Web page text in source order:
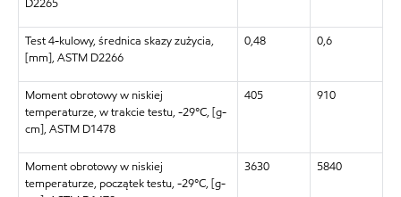
Test 4-kulowy, średnica skazy zużycia,
[mm], ASTM D2266
0,48 0,6
Moment obrotowy w niskiej
temperaturze, w trakcie testu, -29°C, [g-
cm], ASTM D1478
405 910
Moment obrotowy w niskiej
temperaturze, początek testu, -29°C, [g-
3630 5840